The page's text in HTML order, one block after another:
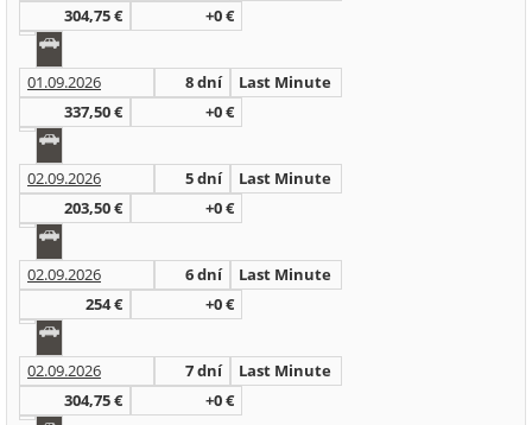
304,75 €
+0 €
01.09.2026 8 dní
Last Minute
337,50 €
+0 €
02.09.2026 5 dní
Last Minute
203,50 €
+0 €
02.09.2026 6 dní
Last Minute
254 €
+0 €
02.09.2026 7 dní
Last Minute
304,75 €
+0 €